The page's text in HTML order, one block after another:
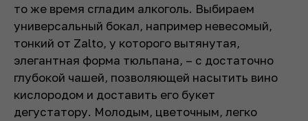
то же время сгладим алкоголь. Выбираем
универсальный бокал, например невесомый,
тонкий от Zalto, у которого вытянутая,
элегантная форма тюльпана, – с достаточно
глубокой чашей, позволяющей насытить вино
кислородом и доставить его букет
дегустатору. Молодым, цветочным, легко